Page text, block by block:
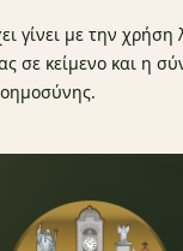
γίνει με την χρήση
σε κείμενο και η